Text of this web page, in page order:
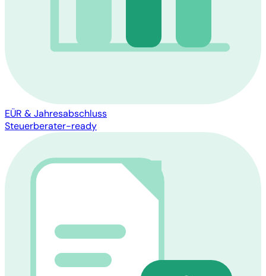
EÜR & Jahresabschluss
Steuerberater-ready